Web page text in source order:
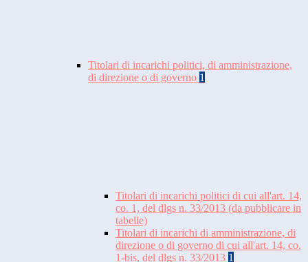
Titolari di incarichi politici, di amministrazione,
di direzione o di governo 1
Titolari di incarichi politici di cui all'art. 14,
co. 1, del dlgs n. 33/2013 (da pubblicare in
tabelle)
Titolari di incarichi di amministrazione, di
direzione o di governo di cui all'art. 14, co.
1-bis, del dlgs n. 33/2013 1